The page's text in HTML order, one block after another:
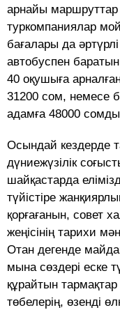
арнайы
туркомпаниялар
бағалары да
автобуспен
40 оқушыға
31200 сом, немесе
адамға 48000
Осындай кездерде
дүниежүзілік
шайқастарда
түйістіре
қорғағанын, совет
жеңісінің тарихи
Отан дегенде
мына сөздері еске
құрайтын
төбелерің, өзенді